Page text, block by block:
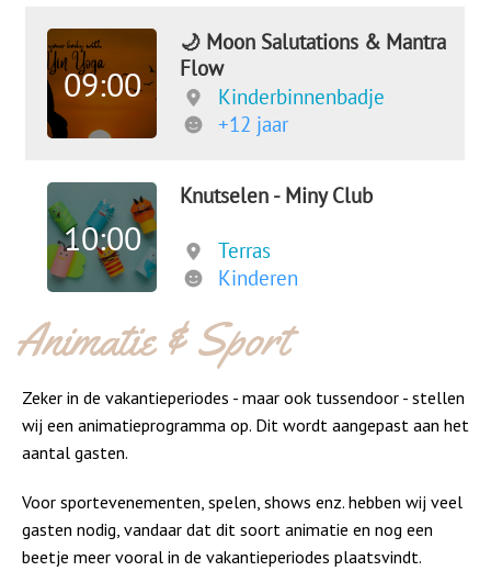
Animatie & Sport
Zeker in de vakantieperiodes - maar ook tussendoor - stellen
wij een animatieprogramma op. Dit wordt aangepast aan het
aantal gasten.
Voor sportevenementen, spelen, shows enz. hebben wij veel
gasten nodig, vandaar dat dit soort animatie en nog een
beetje meer vooral in de vakantieperiodes plaatsvindt.